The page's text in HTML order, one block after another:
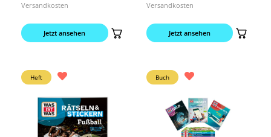
Versandkosten
Jetzt ansehen
Versandkosten
Jetzt ansehen
Heft Buch